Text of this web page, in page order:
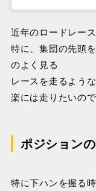
近年のロードレー
特に、集団の先頭
のよく見る
レースを走るよう
楽には走りたいの
ポジション
特に下ハンを握る時